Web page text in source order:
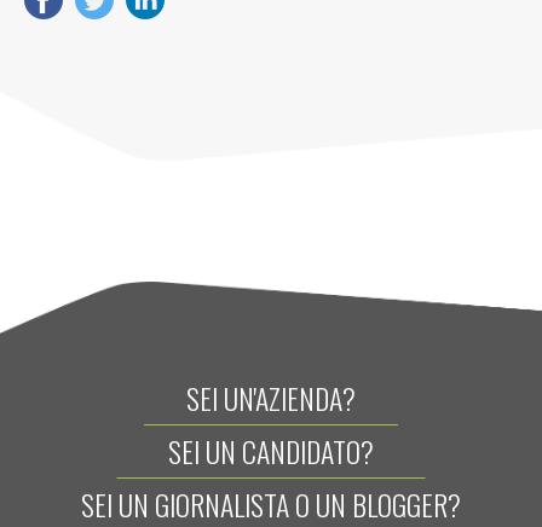
SEI UN'AZIENDA?
SEI UN CANDIDATO?
SEI UN GIORNALISTA O UN BLOGGER?